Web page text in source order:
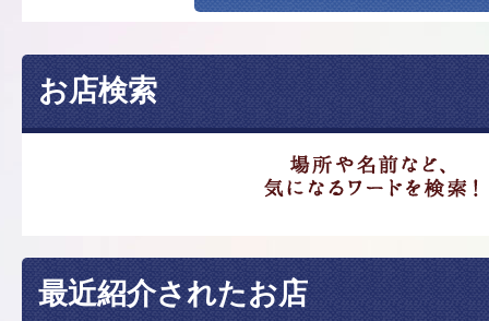
お店検索
最近紹介されたお店